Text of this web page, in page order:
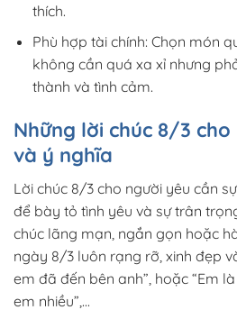
thích.
Phù hợp tài chính: Chọn món
không cần quá xa xỉ nhưng
thành và tình cảm.
Những lời chúc 8/3
và ý nghĩa
Lời chúc 8/3 cho người yêu cần
để bày tỏ tình yêu và sự trân
chúc lãng mạn, ngắn gọn hoặc
ngày 8/3 luôn rạng rỡ, xinh đẹp
em đã đến bên anh”, hoặc “Em
em nhiều”,...